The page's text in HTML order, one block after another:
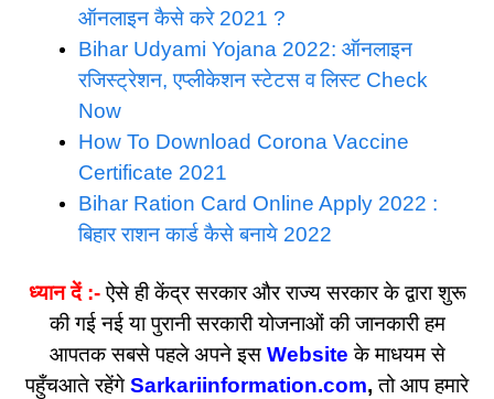
ऑनलाइन कैसे करे 2021 ?
Bihar Udyami Yojana 2022: ऑनलाइन
रजिस्ट्रेशन, एप्लीकेशन स्टेटस व लिस्ट Check
Now
How To Download Corona Vaccine
Certificate 2021
Bihar Ration Card Online Apply 2022 :
बिहार राशन कार्ड कैसे बनाये 2022
ध्यान दें :-ऐसे ही केंद्र सरकार और राज्य सरकार के द्वारा शुरू
की गई नई या पुरानी सरकारी योजनाओं की जानकारी हम
आपतक सबसे पहले अपने इसWebsite के माधयम से
पहुँचआते रहेंगे Sarkariinformation.com,तो आप हमारे